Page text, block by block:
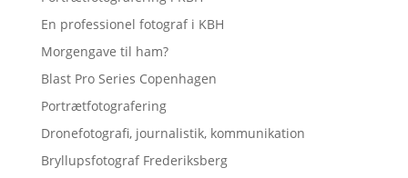
En professionel fotograf i KBH
Morgengave til ham?
Blast Pro Series Copenhagen
Portrætfotografering
Dronefotografi, journalistik, kommunikation
Bryllupsfotograf Frederiksberg